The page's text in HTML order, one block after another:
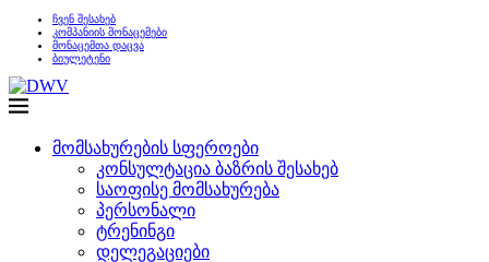
ჩვენ შესახებ
კომპანიის მონაცემები
მონაცემთა დაცვა
ბიულეტენი
მომსახურების სფეროები
კონსულტაცია ბაზრის შესახებ
საოფისე მომსახურება
პერსონალი
ტრენინგი
დელეგაციები